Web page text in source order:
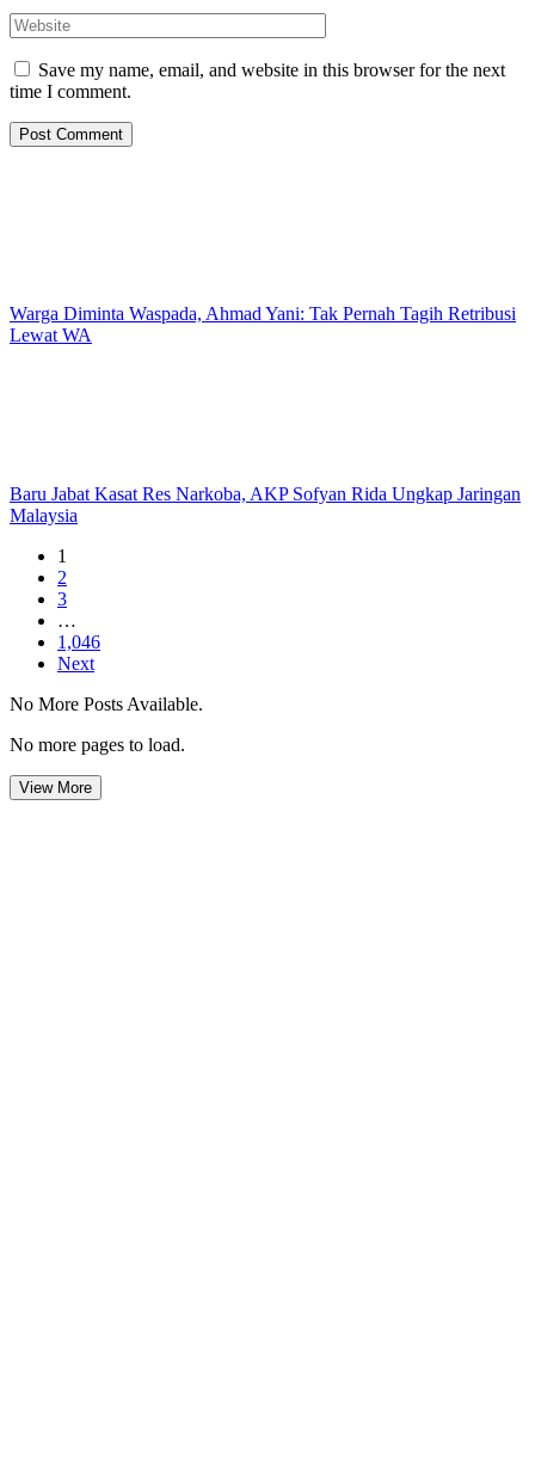
Save my name, email, and website in this browser for the next
time I comment.
Warga Diminta Waspada, Ahmad Yani: Tak Pernah Tagih Retribusi
Lewat WA
Baru Jabat Kasat Res Narkoba, AKP Sofyan Rida Ungkap Jaringan
Malaysia
1
2
3
…
1,046
Next
No More Posts Available.
No more pages to load.
View More